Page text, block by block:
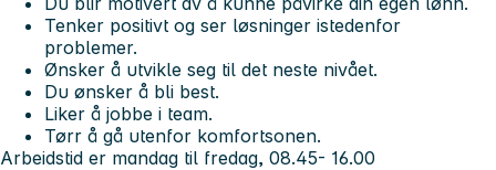
Tenker positivt og ser løsninger istedenfor
problemer.
Ønsker å utvikle seg til det neste nivået.
Du ønsker å bli best.
Liker å jobbe i team.
Tørr å gå utenfor komfortsonen.
Arbeidstid er mandag til fredag, 08.45- 16.00